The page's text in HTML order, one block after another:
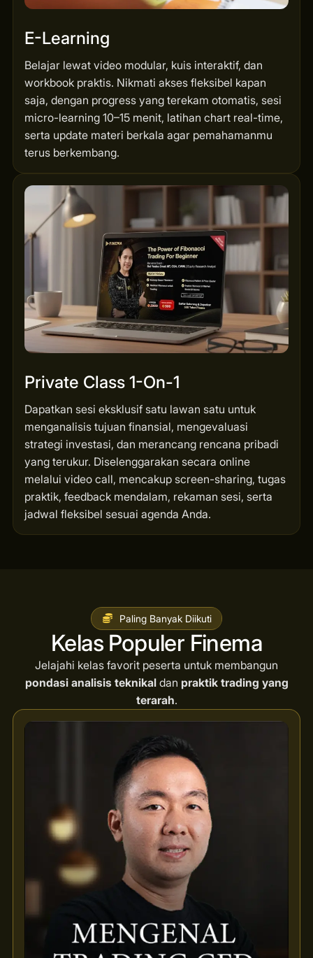
E-Learning
Belajar lewat video modular, kuis interaktif, dan
workbook praktis. Nikmati akses fleksibel kapan
saja, dengan progress yang terekam otomatis, sesi
micro-learning 10–15 menit, latihan chart real-time,
serta update materi berkala agar pemahamanmu
terus berkembang.
Private Class 1-On-1
Dapatkan sesi eksklusif satu lawan satu untuk
menganalisis tujuan finansial, mengevaluasi
strategi investasi, dan merancang rencana pribadi
yang terukur. Diselenggarakan secara online
melalui video call, mencakup screen-sharing, tugas
praktik, feedback mendalam, rekaman sesi, serta
jadwal fleksibel sesuai agenda Anda.
Paling Banyak Diikuti
Kelas Populer Finema
Jelajahi kelas favorit peserta untuk membangun
pondasi analisis teknikaldan praktik trading yang
terarah.